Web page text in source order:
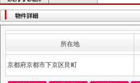
所在地
京都府京都市下京区艮町